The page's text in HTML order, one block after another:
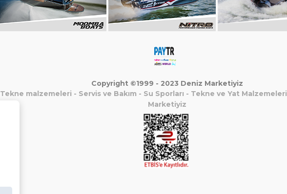
Copyright ©1999 - 2023 Deniz Marketiyiz
Tekne malzemeleri - Servis ve Bakım - Su Sporları - Tekne ve Yat Malzemeleri
Marketiyiz